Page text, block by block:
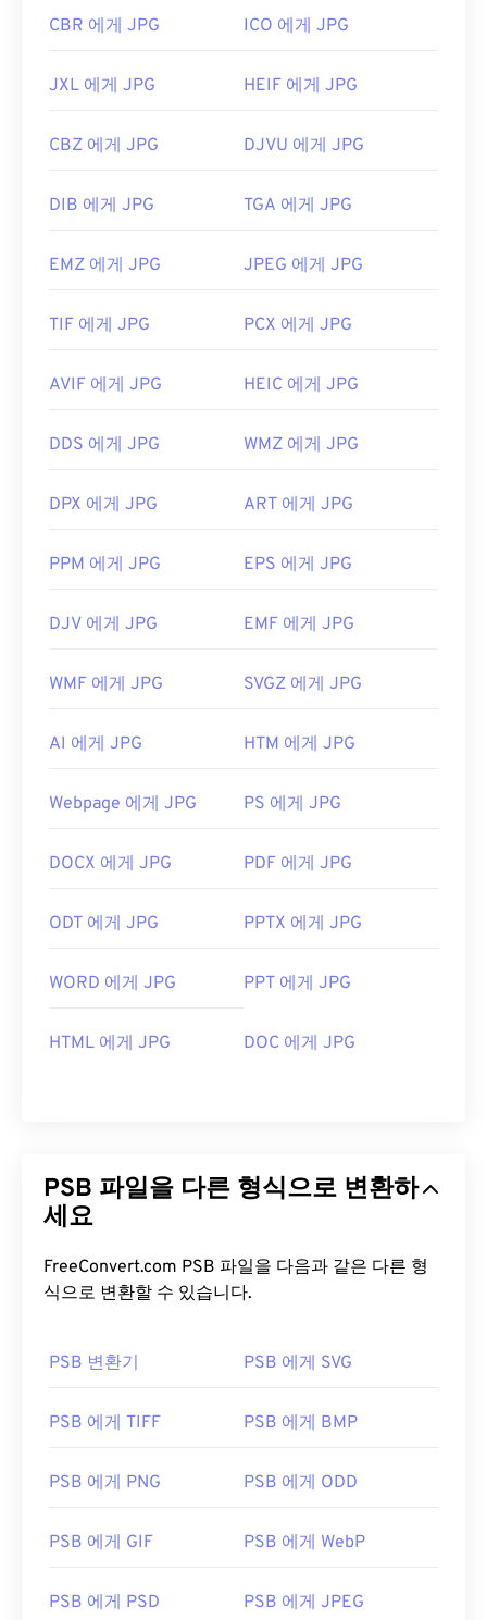
CBR 에게 JPG ICO 에게 JPG
JXL 에게 JPG HEIF 에게 JPG
CBZ 에게 JPG DJVU 에게 JPG
DIB 에게 JPG TGA 에게 JPG
EMZ 에게 JPG JPEG 에게 JPG
TIF 에게 JPG PCX 에게 JPG
AVIF 에게 JPG HEIC 에게 JPG
DDS 에게 JPG WMZ 에게 JPG
DPX 에게 JPG ART 에게 JPG
PPM 에게 JPG EPS 에게 JPG
DJV 에게 JPG EMF 에게 JPG
WMF 에게 JPG SVGZ 에게 JPG
AI 에게 JPG HTM 에게 JPG
Webpage 에게 JPG PS 에게 JPG
DOCX 에게 JPG PDF 에게 JPG
ODT 에게 JPG PPTX 에게 JPG
WORD 에게 JPG PPT 에게 JPG
HTML 에게 JPG DOC 에게 JPG
PSB 파일을 다른 형식으로 변환하
세요
FreeConvert.com PSB 파일을 다음과 같은 다른 형
식으로 변환할 수 있습니다.
PSB 변환기 PSB 에게 SVG
PSB 에게 TIFF PSB 에게 BMP
PSB 에게 PNG PSB 에게 ODD
PSB 에게 GIF PSB 에게 WebP
PSB 에게 PSD PSB 에게 JPEG